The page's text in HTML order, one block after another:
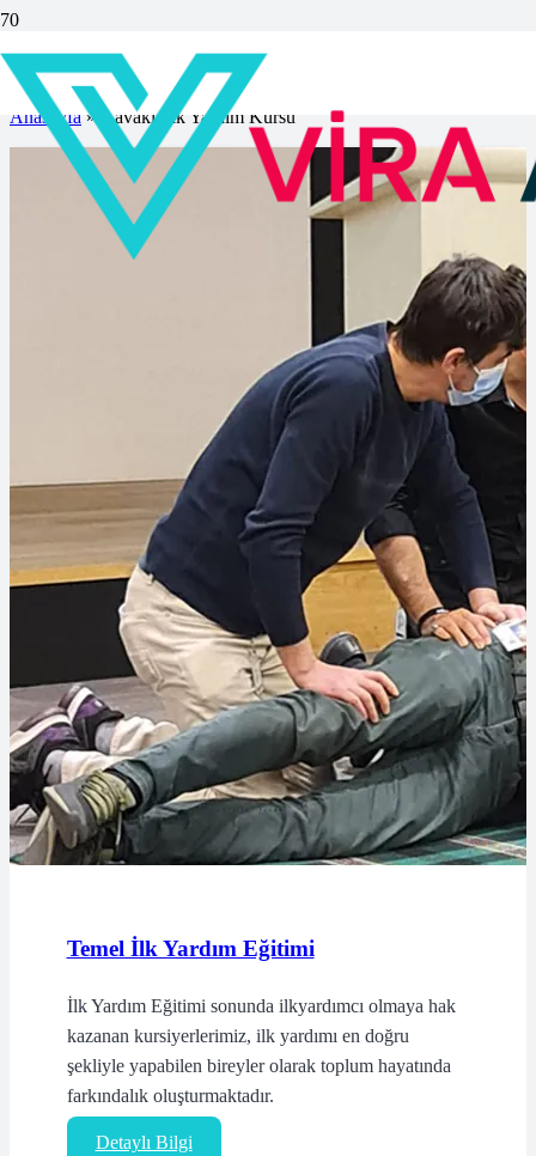
Kavaklı İlk Yardım Kursu
Anasayfa » Kavaklı İlk Yardım Kursu
Temel İlk Yardım Eğitimi
İlk Yardım Eğitimi sonunda ilkyardımcı olmaya hak
kazanan kursiyerlerimiz, ilk yardımı en doğru
şekliyle yapabilen bireyler olarak toplum hayatında
farkındalık oluşturmaktadır.
Detaylı Bilgi